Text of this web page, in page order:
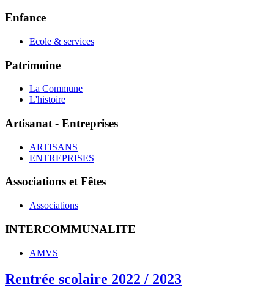
Enfance
Ecole & services
Patrimoine
La Commune
L'histoire
Artisanat - Entreprises
ARTISANS
ENTREPRISES
Associations et Fêtes
Associations
INTERCOMMUNALITE
AMVS
Rentrée scolaire 2022 / 2023